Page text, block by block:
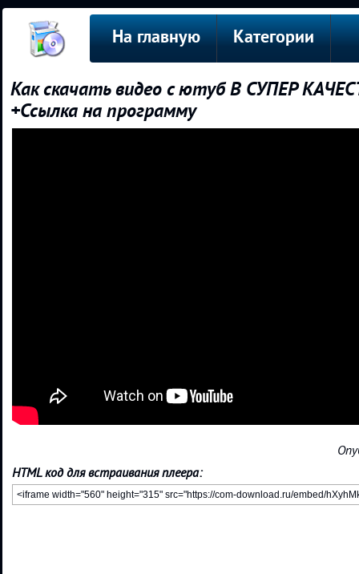
На главную Категории
Как скачать видео с ютуб В СУПЕР
+Ссылка на программу
HTML код для встраивания плеера: